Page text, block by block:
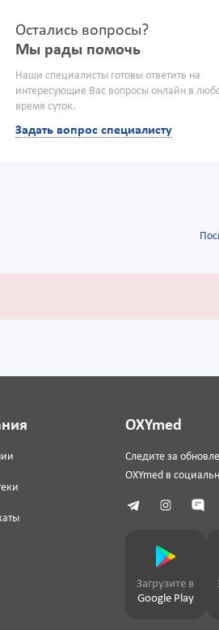
Остались вопросы?
Мы рады помочь
Наши специалисты готовы ответить на
интересующие Вас вопросы онлайн в
время суток.
Задать вопрос специалисту
OXYmed
Следите за
OXYmed в
Загрузите в
Google Play